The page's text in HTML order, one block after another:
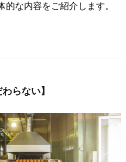
的な内容をご紹介します。
らない】